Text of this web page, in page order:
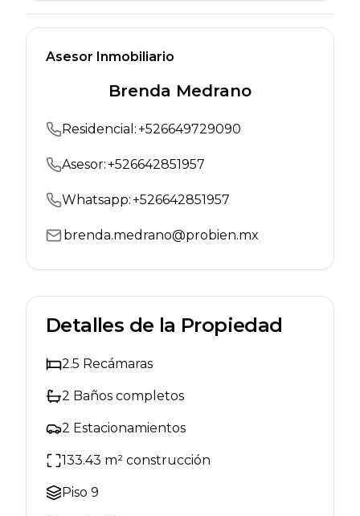
Asesor Inmobiliario
Brenda Medrano
Residencial :+526649729090
Asesor:+526642851957
Whatsapp:+526642851957
brenda.medrano@probien.mx
Detalles de la Propiedad
2.5 Recámaras
2 Baños completos
2 Estacionamientos
133.43 m² construcción
Piso 9